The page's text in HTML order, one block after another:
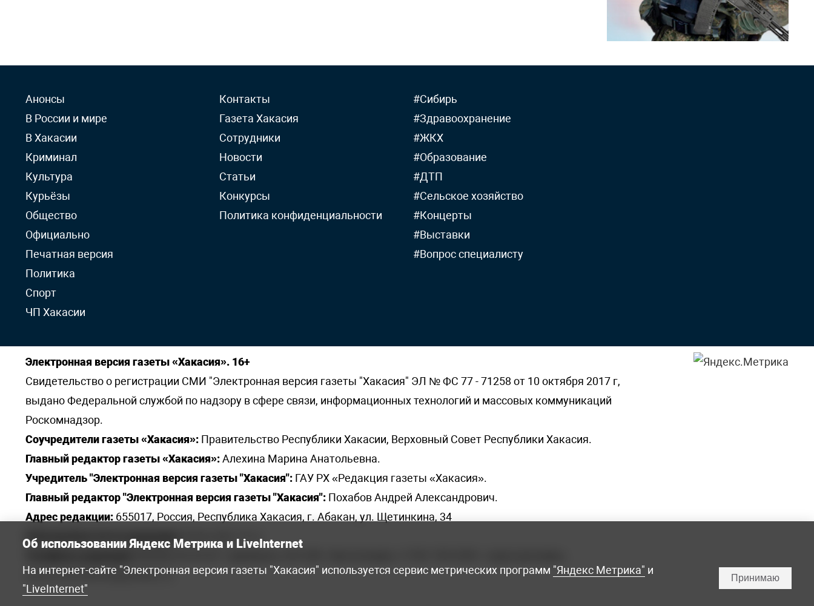
Анонсы
В России и мире
В Хакасии
Криминал
Культура
Курьёзы
Общество
Официально
Печатная версия
Политика
Спорт
ЧП Хакасии
Контакты
Газета Хакасия
Сотрудники
Новости
Статьи
Конкурсы
Политика конфиденциальности
#Сибирь
#Здравоохранение
#ЖКХ
#Образование
#ДТП
#Сельское хозяйство
#Концерты
#Выставки
#Вопрос специалисту
Электронная версия газеты «Хакасия». 16+
Свидетельство о регистрации СМИ "Электронная версия газеты "Хакасия" ЭЛ № ФС 77 - 71258 от 10 октября 2017 г,
выдано Федеральной службой по надзору в сфере связи, информационных технологий и массовых коммуникаций
Роскомнадзор.
Соучредители газеты «Хакасия»: Правительство Республики Хакасии, Верховный Совет Республики Хакасия.
Главный редактор газеты «Хакасия»:Алехина Марина Анатольевна.
Учредитель "Электронная версия газеты "Хакасия": ГАУ РХ «Редакция газеты «Хакасия».
Главный редактор "Электронная версия газеты "Хакасия": Похабов Андрей Александрович.
Адрес редакции: 655017, Россия, Республика Хакасия, г. Абакан, ул. Щетинкина, 34
Электронная почта редакции: khakred@r-19.ru
elena.s.korotkowa@yandex.ru.
Об использовании Яндекс Метрика и LiveInternet
На интернет-сайте "Электронная версия газеты "Хакасия" используется сервис метрических программ "Яндекс Метрика" и
"LiveInternet"
Принимаю